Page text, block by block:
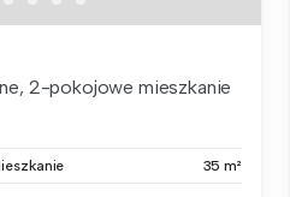
2-pokojowe mieszkanie
35 m²